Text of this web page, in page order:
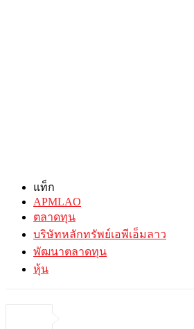
แท็ก
APMLAO
ตลาดทุน
บริษัทหลักทรัพย์เอพีเอ็มลาว
พัฒนาตลาดทุน
หุ้น